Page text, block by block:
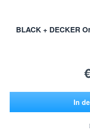
BLACK + DECKER
In